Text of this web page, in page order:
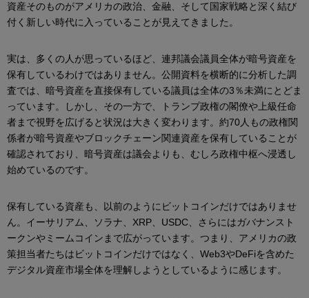
資産そのものがアメリカの政治、金融、そして国家戦略と深く結び
付く新しい時代に入っていることが見えてきました。
実は、多くの人が思っているほど、連邦議会議員全体が暗号資産を
保有しているわけではありません。公開資料を横断的に分析した調
査では、暗号資産を直接保有している議員は全体の3％未満にとどま
っています。しかし、その一方で、トランプ政権の閣僚や上級任命
者まで視野を広げると状況は大きく変わります。約70人もの政権関
係者が暗号資産やブロックチェーン関連資産を保有していることが
確認されており、暗号資産は議会よりも、むしろ政権中枢へ浸透し
始めているのです。
保有している資産も、以前のようにビットコインだけではありませ
ん。イーサリアム、ソラナ、XRP、USDC、さらにはガバナンスト
ークンやミームコインまで広がっています。つまり、アメリカの政
策担当者たちはビットコインだけではなく、Web3やDeFiを含めた
デジタル資産市場全体を理解しようとしているように感じます。